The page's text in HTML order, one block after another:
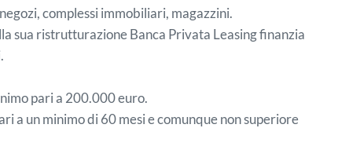
complessi immobiliari, magazzini.
sua ristrutturazione Banca Privata Leasing finanzia
pari a 200.000 euro.
a un minimo di 60 mesi e comunque non superiore